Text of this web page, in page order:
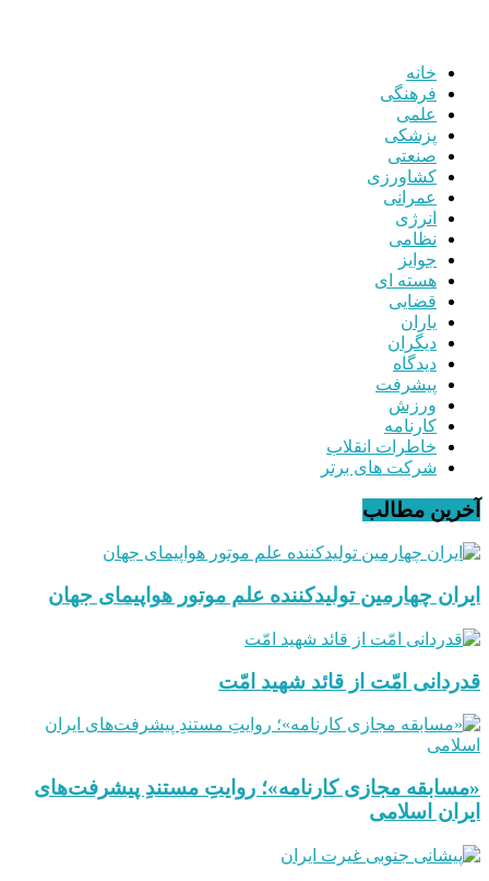
خانه
فرهنگی
علمی
پزشکی
صنعتی
کشاورزی
عمرانی
انرژی
نظامی
جوایز
هسته ای
قضایی
یاران
دیگران
دیدگاه
پیشرفت
ورزش
کارنامه
خاطرات انقلاب
شرکت های برتر
آخرین مطالب
ایران چهارمین تولیدکننده علم موتور هواپیمای جهان
قدردانی امّت از قائد شهید امّت
«مسابقه مجازی کارنامه»؛ روایتِ مستندِ پیشرفت‌های
ایران اسلامی